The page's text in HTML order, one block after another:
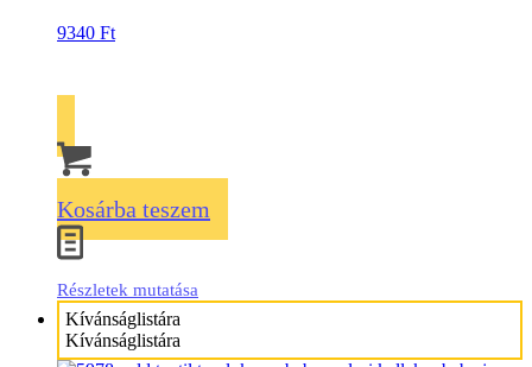
9340 Ft
Kosárba teszem
Részletek mutatása
Kívánságlistára
Kívánságlistára